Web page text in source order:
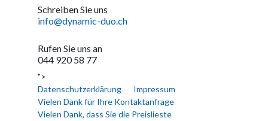
Schreiben Sie uns
info@dynamic-duo.ch
Rufen Sie uns an
044 920 58 77
">
Datenschutzerklärung
Impressum
Vielen Dank für Ihre Kontaktanfrage
Vielen Dank, dass Sie die Preislieste